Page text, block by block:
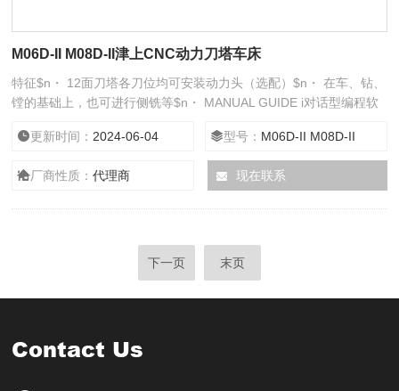
M06D-II M08D-II津上CNC动力刀塔车床
特征$n・ 12面刀塔各刀位均可安装动力头（选配）$n・ 在车、钻、
镗的基础上，也可进行侧铣等$n・ MANUAL GUIDE i对话型编程软
更新时间： 2024-06-04 型号： M06D-II M08D-II
厂商性质：代理商 现在联系
下一页 末页
Contact Us